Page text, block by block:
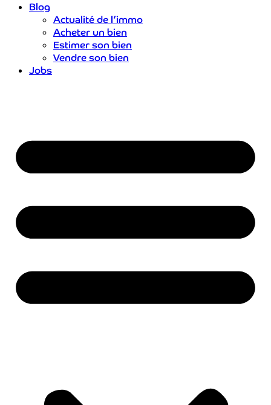
Blog
Actualité de l’immo
Acheter un bien
Estimer son bien
Vendre son bien
Jobs